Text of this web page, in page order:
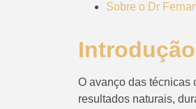
Sobre o Dr
Introdução
O avanço das técnicas
resultados naturais,